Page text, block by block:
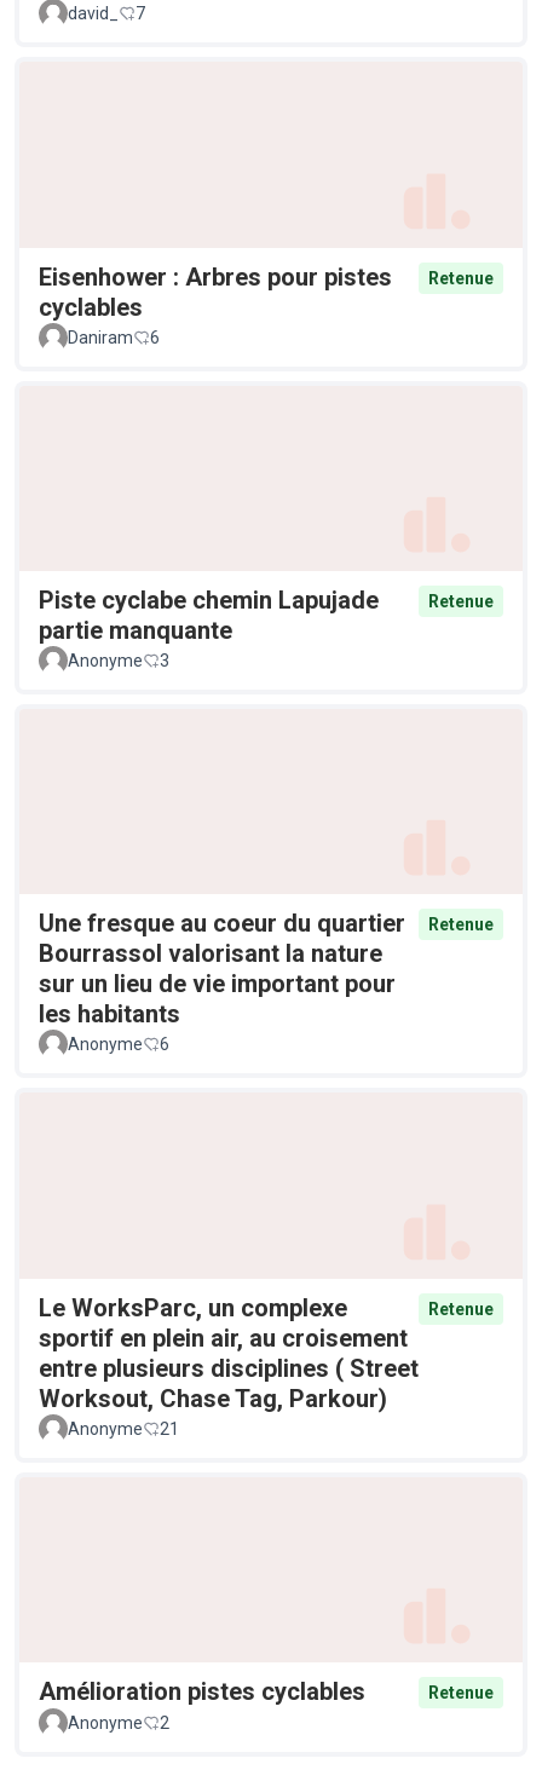
david_ 7
Eisenhower : Arbres pour pistes
cyclables
Retenue
Daniram 6
Piste cyclabe chemin Lapujade
partie manquante
Retenue
Anonyme 3
Une fresque au coeur du quartier
Bourrassol valorisant la nature
sur un lieu de vie important pour
les habitants
Retenue
Anonyme 6
Le WorksParc, un complexe
sportif en plein air, au croisement
entre plusieurs disciplines ( Street
Worksout, Chase Tag, Parkour)
Retenue
Anonyme 21
Amélioration pistes cyclables
Retenue
Anonyme
2